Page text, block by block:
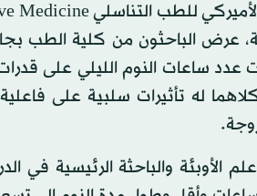
عدد ساعات النوم الليلي على
له تأثيرات سلبية على